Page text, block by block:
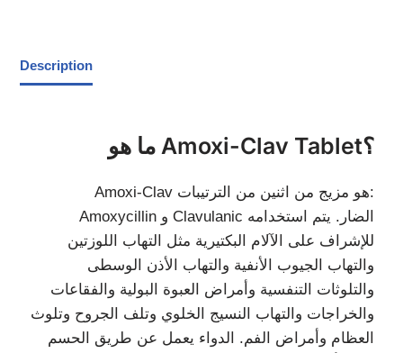
Description
ما هو Amoxi-Clav Tablet؟
Amoxi-Clav هو مزيج من اثنين من الترتيبات:
Amoxycillin و Clavulanic الضار. يتم استخدامه
للإشراف على الآلام البكتيرية مثل التهاب اللوزتين
والتهاب الجيوب الأنفية والتهاب الأذن الوسطى
والتلوثات التنفسية وأمراض العبوة البولية والفقاعات
والخراجات والتهاب النسيج الخلوي وتلف الجروح وتلوث
العظام وأمراض الفم. الدواء يعمل عن طريق الحسم